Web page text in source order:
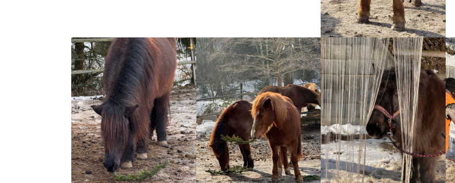
Show larger version Show larger version Show larger version